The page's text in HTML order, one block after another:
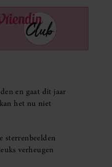
en gaat dit jaar
het nu niet
sterrenbeelden
verheugen